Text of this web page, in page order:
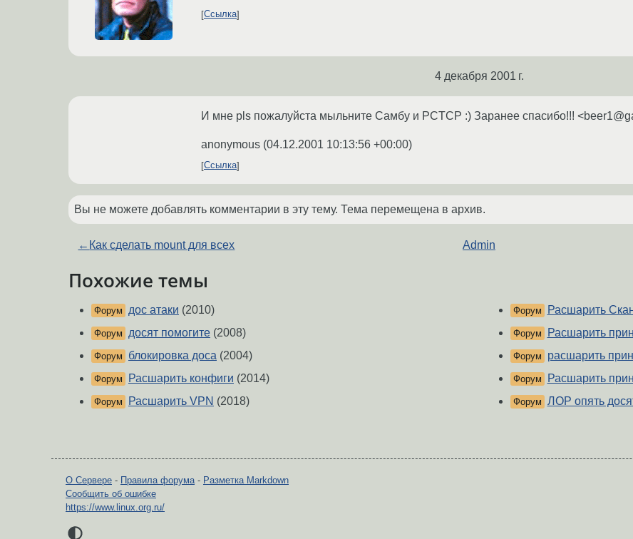
Ссылка
4 декабря 2001 г.
И мне pls пожалуйста мыльните Самбу и PCTCP :) Заранее спасибо!!!
anonymous (04.12.2001 10:13:56 +00:00)
Ссылка
Вы не можете добавлять комментарии в эту тему. Тема перемещена в архив.
← Как сделать mount для всех Admin
Похожие темы
Форум дос атаки (2010)
Форум досят помогите (2008)
Форум блокировка доса (2004)
Форум Расшарить конфиги (2014)
Форум Расшарить VPN (2018)
Форум Расшарить
Форум Расшарить
Форум расшарить
Форум Расшарить
Форум ЛОР опять
О Сервере - Правила форума- Разметка Markdown
Сообщить об ошибке
https://www.linux.org.ru/